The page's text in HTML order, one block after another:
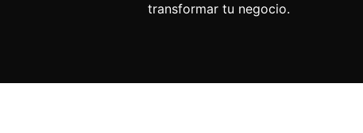
transformar tu negocio.